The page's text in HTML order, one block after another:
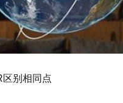
别相同点